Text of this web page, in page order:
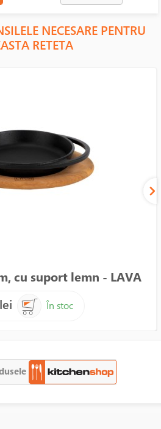
NECESARE PENTRU
RETETA
cu suport lemn - LAVA
În stoc